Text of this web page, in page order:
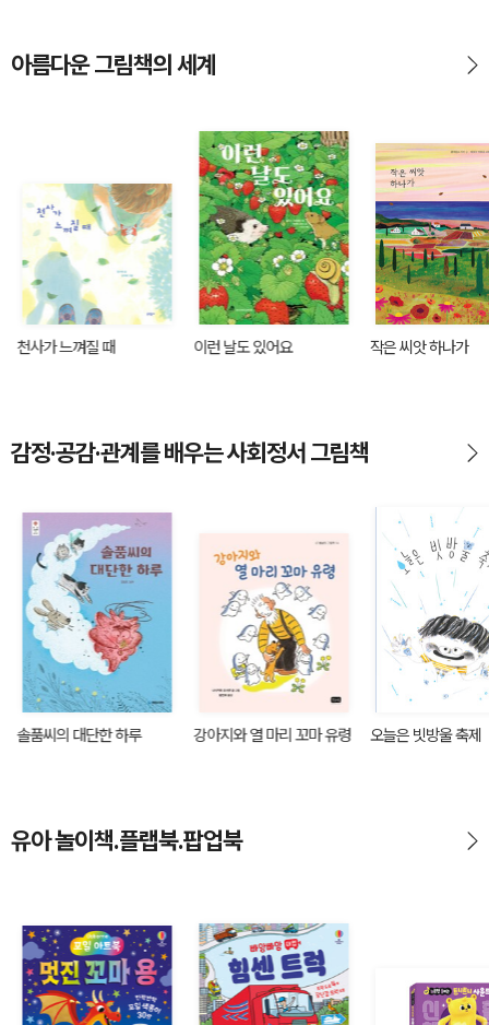
아름다운 그림책의 세계
천사가 느껴질 때 이런 날도 있어요 작은 씨앗 하나가
감정·공감·관계를 배우는 사회정서 그림책
솔품씨의 대단한 하루 강아지와 열 마리 꼬마 유령 오늘은 빗방울 축제
유아 놀이책.플랩북.팝업북